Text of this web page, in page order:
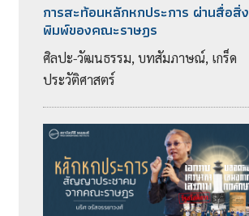
การสะท้อนหลักหกประการ ผ่านสื่อสิ่ง
พิมพ์ของคณะราษฎร
ศิลปะ-วัฒนธรรม, บทสัมภาษณ์, เกร็ด
ประวัติศาสตร์